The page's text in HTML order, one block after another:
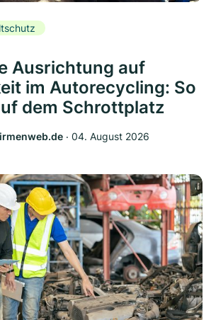
Ausrichtung auf
im Autorecycling: So
dem Schrottplatz
‧ 04. August 2026